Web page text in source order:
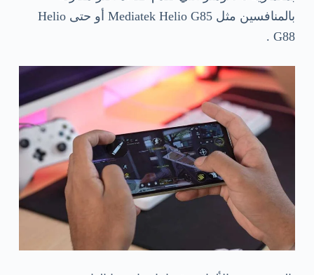
بالمنافسين مثل Mediatek Helio G85 أو حتى Helio
G88 .